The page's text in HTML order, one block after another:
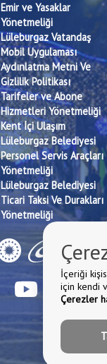
Emir ve Yasaklar
Yönetmeliği
Lüleburgaz Vatandaş
Mobil Uygulaması
Aydınlatma Metni Ve
Gizlilik Politikası
Tarifeler ve Abone
Hizmetleri Yönetmeliği
Kent İçi Ulaşım
Lüleburgaz Belediyesi
Personel Servis Araçları
Yönetmeliği
Lüleburgaz Belediyesi
Ticari Taksi Ve Durakları
Yönetmeliği
İçeriği
için kendi
Çerezler